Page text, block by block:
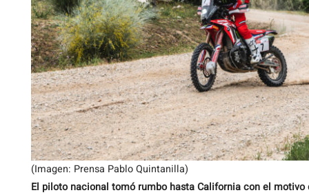
(Imagen: Prensa Pablo Quintanilla)
El piloto nacional tomó rumbo hasta California con el